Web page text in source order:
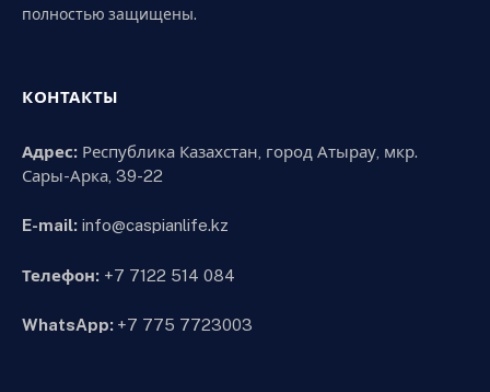
полностью защищены.
КОНТАКТЫ
Адрес: Республика Казахстан, город Атырау, мкр.
Сары-Арка, 39-22
E-mail: info@caspianlife.kz
Телефон: +7 7122 514 084
WhatsApp: +7 775 7723003